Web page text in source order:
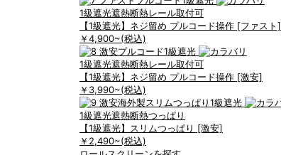
1級遮光遮熱断熱レール取付可
【1級遮光】ネジ留め プルコード操作 [ファスト]
￥4,900~(税込)
1級遮光遮熱断熱レール取付可
【1級遮光】ネジ留め プルコード操作 [激安]
￥3,990~(税込)
1級遮光遮熱断熱つっぱり
【1級遮光】スリムつっぱり [激安]
￥2,490~(税込)